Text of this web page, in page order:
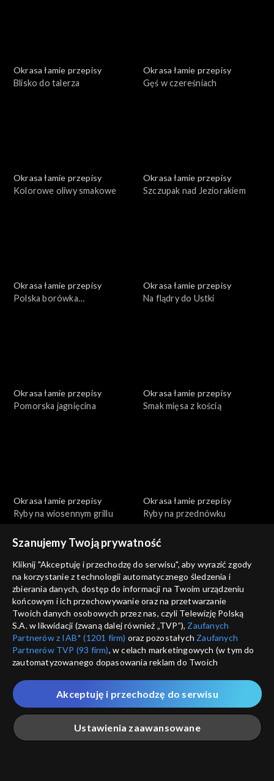
Okrasa łamie przepisy
Blisko do talerza
Okrasa łamie przepisy
Gęś w czereśniach
Okrasa łamie przepisy
Kolorowe oliwy smakowe
Okrasa łamie przepisy
Szczupak nad Jeziorakiem
Okrasa łamie przepisy
Polska borówka
Okrasa łamie przepisy
Na flądry do Ustki
Okrasa łamie przepisy
Pomorska jagnięcina
Okrasa łamie przepisy
Smak mięsa z kością
Okrasa łamie przepisy
Ryby na wiosennym grillu
Okrasa łamie przepisy
Ryby na przednówku
Okrasa łamie przepisy
Wszystko o tatarze
Okrasa łamie przepisy
Na polskim transatlantyku
Okrasa łamie przepisy
Ciasta z ognia
Okrasa łamie przepisy
Golonka inaczej
Szanujemy Twoją prywatność
Kliknij "Akceptuję i przechodzę do serwisu", aby wyrazić zgody
na korzystanie z technologii automatycznego śledzenia i
zbierania danych, dostęp do informacji na Twoim urządzeniu
końcowym i ich przechowywanie oraz na przetwarzanie
Twoich danych osobowych przez nas, czyli Telewizję Polską
S.A. w likwidacji (zwaną dalej również „TVP”), Zaufanych
Partnerów z IAB* (1201 firm) oraz pozostałych Zaufanych
Partnerów TVP (93 firm), w celach marketingowych (w tym do
zautomatyzowanego dopasowania reklam do Twoich
które wskazujemy poniżej, a także zgody na udostępnianie
przez nas identyfikatora PPID do Google.
Twoje dane osobowe zbierane podczas odwiedzania przez
Ciebie naszych
poszczególnych serwisówzwanych dalej
„Portalem”, w tym informacje zapisywane za pomocą
Ustawienia zaawansowane
Akceptuję i przechodzę do serwisu